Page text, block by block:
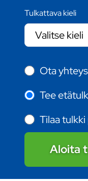
Tulkattava kieli
Ota
Tee
Tilaa
Aloita